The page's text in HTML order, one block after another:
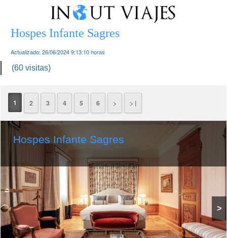
Hospes Infante Sagres
Actualizado: 26/06/2024 9:13:10horas
(60 visitas)
1 2 3 4 5 6 > > |
Hospes Infante Sagres
>